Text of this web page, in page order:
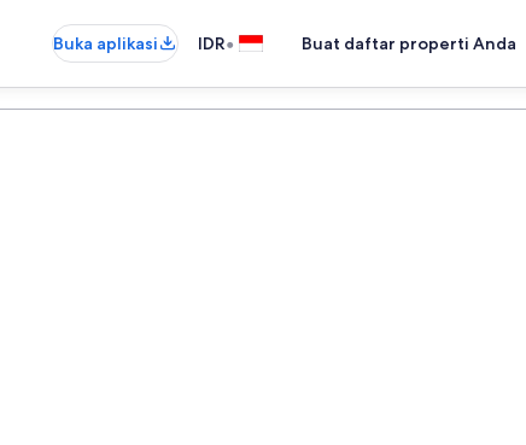
Buka aplikasi IDR• Buat daftar properti Anda